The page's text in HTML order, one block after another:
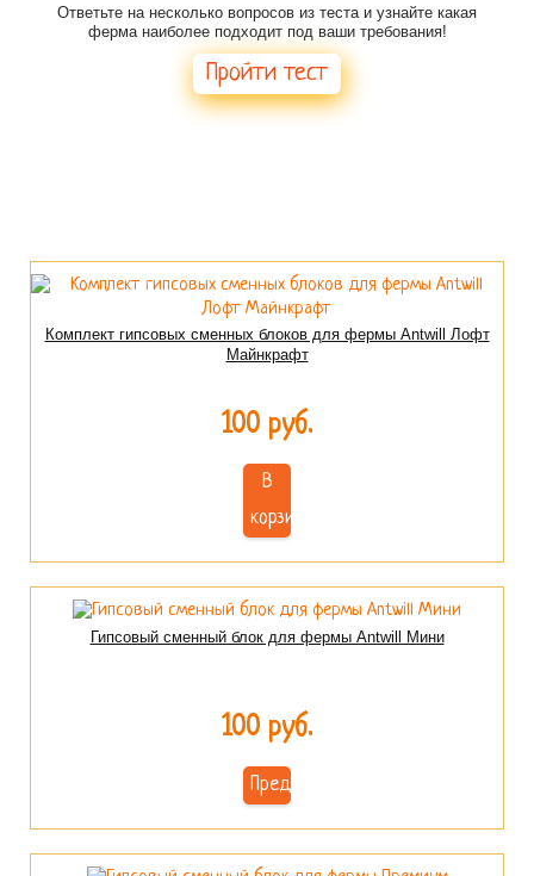
Ответьте на несколько вопросов из теста и узнайте какая
ферма наиболее подходит под ваши требования!
Пройти тест
Комплект гипсовых сменных блоков для фермы Antwill Лофт
Майнкрафт
100 руб.
В
корзину
Гипсовый сменный блок для фермы Antwill Мини
100 руб.
Предзаказ